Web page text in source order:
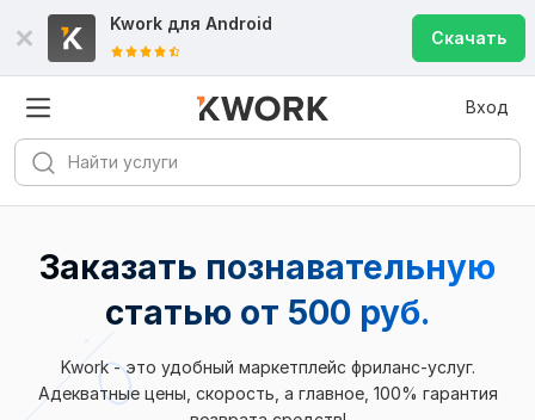
Kwork для Android
Скачать
Вход
Заказать познавательную
статью от 500 руб.
Kwork - это удобный маркетплейс фриланс-услуг.
Адекватные цены, скорость, а главное, 100% гарантия